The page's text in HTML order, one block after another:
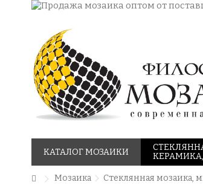
КАТАЛОГ МОЗАИКИ
Мозаика Стеклянная мозаика,